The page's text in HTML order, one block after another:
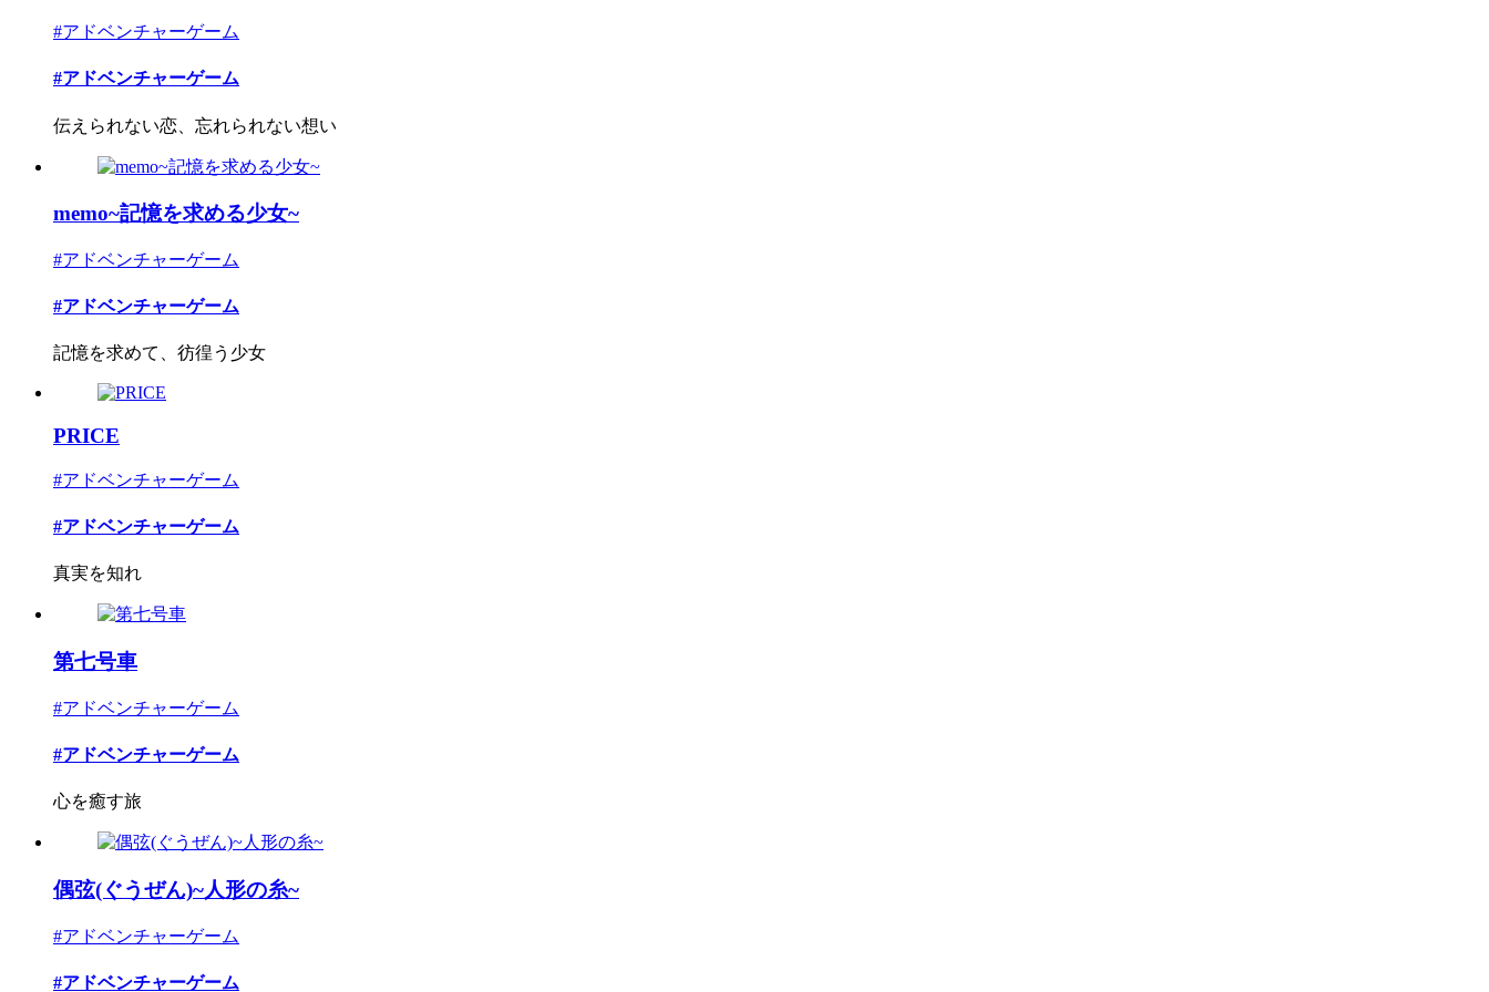
#アドベンチャーゲーム
#アドベンチャーゲーム
伝えられない恋、忘れられない想い
memo~記憶を求める少女~
#アドベンチャーゲーム
#アドベンチャーゲーム
記憶を求めて、彷徨う少女
PRICE
#アドベンチャーゲーム
#アドベンチャーゲーム
真実を知れ
第七号車
#アドベンチャーゲーム
#アドベンチャーゲーム
心を癒す旅
偶弦(ぐうぜん)~人形の糸~
#アドベンチャーゲーム
#アドベンチャーゲーム